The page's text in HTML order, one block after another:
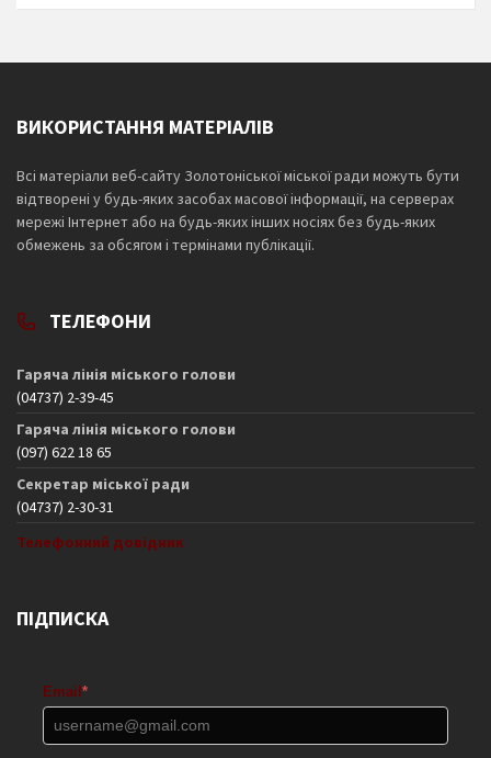
ВИКОРИСТАННЯ МАТЕРІАЛІВ
Всі матеріали веб-сайту Золотоніської міської ради можуть бути
відтворені у будь-яких засобах масової інформації, на серверах
мережі Інтернет або на будь-яких інших носіях без будь-яких
обмежень за обсягом і термінами публікації.
ТЕЛЕФОНИ
Гаряча лінія міського голови
(04737) 2-39-45
Гаряча лінія міського голови
(097) 622 18 65
Секретар міської ради
(04737) 2-30-31
Телефонний довідник
ПІДПИСКА
Email *